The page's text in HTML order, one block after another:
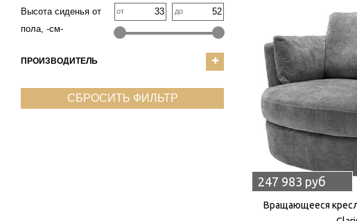
Высота сиденья от
пола, -см-
от до
ПРОИЗВОДИТЕЛЬ
СБРОСИТЬ ФИЛЬТР
247 983 руб
Вращающееся